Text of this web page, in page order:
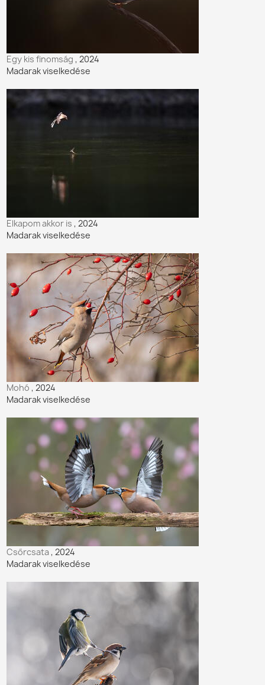
Egy kis finomság, 2024
Madarak viselkedése
Elkapom akkor is, 2024
Madarak viselkedése
Mohó, 2024
Madarak viselkedése
Csőrcsata, 2024
Madarak viselkedése